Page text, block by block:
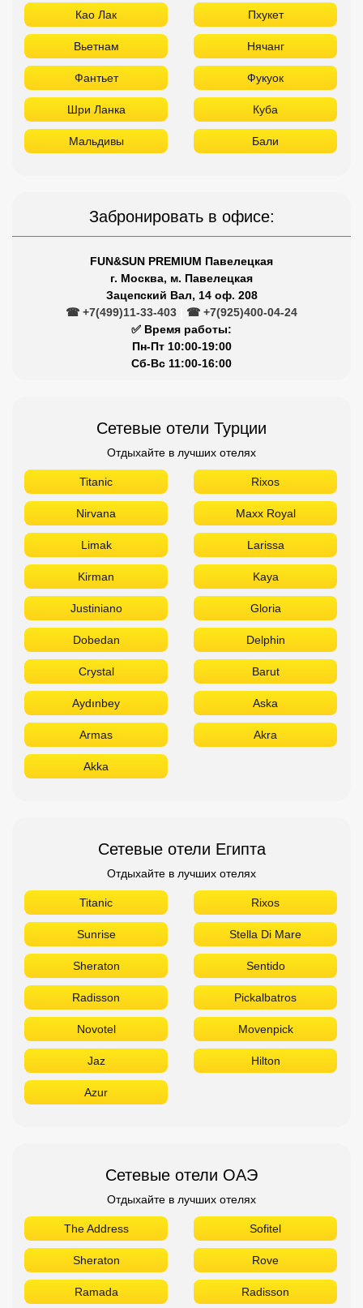
Као Лак Пхукет
Вьетнам Нячанг
Фантьет Фукуок
Шри Ланка Куба
Мальдивы Бали
Забронировать в офисе:
FUN&SUN PREMIUM Павелецкая
г. Москва, м. Павелецкая
Зацепский Вал, 14 оф. 208
☎ +7(499)11-33-403
☎ +7(925)400-04-24
✅ Время работы:
Пн-Пт 10:00-19:00
Сб-Вс 11:00-16:00
Сетевые отели Турции
Отдыхайте в лучших отелях
Titanic Rixos
Nirvana Maxx Royal
Limak Larissa
Kirman Kaya
Justiniano Gloria
Dobedan Delphin
Crystal Barut
Aydınbey Aska
Armas Akra
Akka
Сетевые отели Египта
Отдыхайте в лучших отелях
Titanic Rixos
Sunrise Stella Di Mare
Sheraton Sentido
Radisson Pickalbatros
Novotel Movenpick
Jaz Hilton
Azur
Сетевые отели ОАЭ
Отдыхайте в лучших отелях
The Address Sofitel
Sheraton Rove
Ramada Radisson